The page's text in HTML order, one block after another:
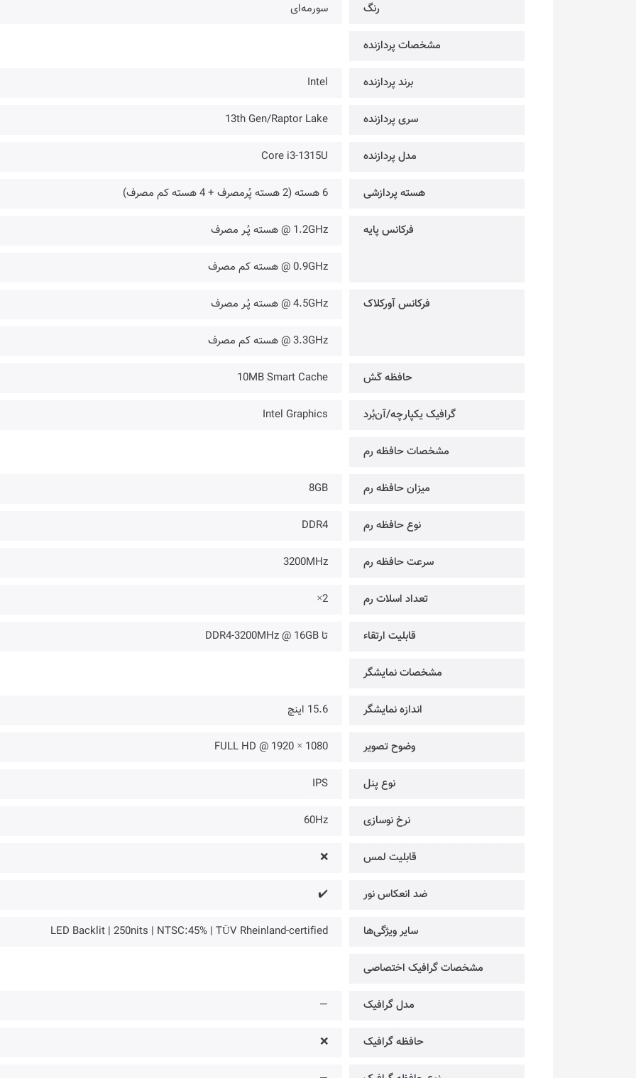
رنگ سورمه‌ای
مشخصات پردازنده
برند پردازنده Intel
سری پردازنده 13th Gen/Raptor Lake
مدل پردازنده Core i3-1315U
هسته پردازشی 6 هسته (2 هسته پُرمصرف + 4 هسته کم مصرف)
فرکانس پایه 1.2GHz @ هسته پُـر مصرف
0.9GHz @ هسته کم مصرف
فرکانس آورکلاک 4.5GHz @ هسته پُـر مصرف
3.3GHz @ هسته کم مصرف
حافظه کَش 10MB Smart Cache
گرافیک یکپارچه/آن‌بُرد Intel Graphics
مشخصات حافظه رم
میزان حافظه رم 8GB
نوع حافظه رم DDR4
سرعت حافظه رم 3200MHz
تعداد اسلات رم 2×
قابلیت ارتقاء تا DDR4-3200MHz @ 16GB
مشخصات نمایشگر
اندازه نمایشگر 15.6 اینچ
وضوح تصویر 1080 × 1920 @ FULL HD
نوع پنل IPS
نرخ نوسازی 60Hz
قابلیت لمس ❌
ضد انعکاس نور ✔️
سایر ویژگی‌ها LED Backlit | 250nits | NTSC:45% | TÜV Rheinland-certified
مشخصات گرافیک اختصاصی
مدل گرافیک —
حافظه گرافیک ❌